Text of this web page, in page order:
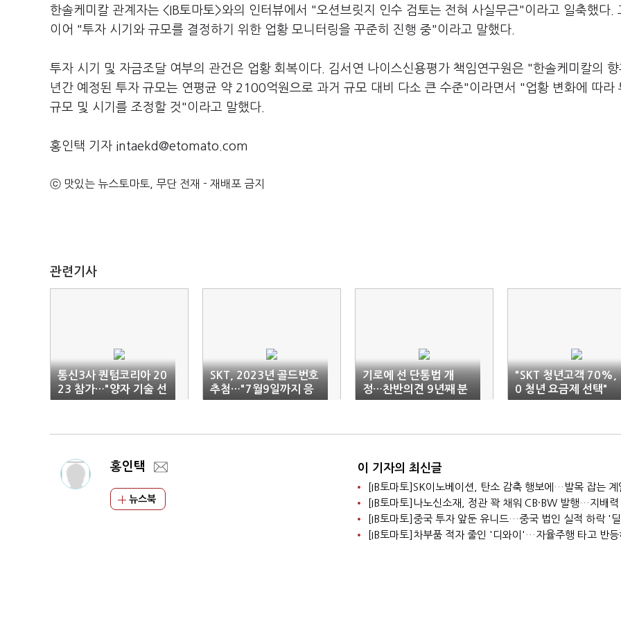
한솔케미칼 관계자는 <IB토마토>와의 인터뷰에서 "오션브릿지 인수 검토는 전혀 사실무근"이라고 일축했다.
이어 "투자 시기와 규모를 결정하기 위한 업황 모니터링을 꾸준히 진행 중"이라고 말했다.
투자 시기 및 자금조달 여부의 관건은 업황 회복이다. 김서연 나이스신용평가 책임연구원은 "한솔케미칼의
년간 예정된 투자 규모는 연평균 약 2100억원으로 과거 규모 대비 다소 큰 수준"이라면서 "업황 변화에 따라
규모 및 시기를 조정할 것"이라고 말했다.
홍인택 기자 intaekd@etomato.com
ⓒ 맛있는 뉴스토마토, 무단 전재 - 재배포 금지
관련기사
통신3사 퀀텀코리아 20
23 참가…"양자 기술 선
보인다"
SKT, 2023년 골드번호
추첨…"7월9일까지 응
모"
기로에 선 단통법 개
정…찬반의견 9년째 분
분
"SKT 청년고객 70%,
0 청년 요금제 선택"
홍인택
뉴스북
이 기자의 최신글
[IB토마토]SK이노베이션, 탄소 감축 행보에…발목 잡는 계
[IB토마토]중국 투자 앞둔 유니드…중국 법인 실적 하락 '
[IB토마토]차부품 적자 줄인 '디와이'…자율주행 타고 반등